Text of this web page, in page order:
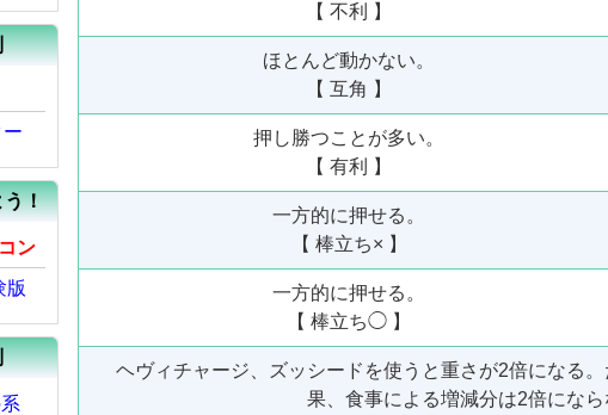
【 不利 】
ほとんど動かない。
【 互角 】
押し勝つことが多い。
【 有利 】
一方的に押せる。
【 棒立ち× 】
一方的に押せる。
【 棒立ち◯ 】
ヘヴィチャージ、ズッシードを使うと重さが2倍になる
果、食事による増減分は2倍にな
う！
ン
版